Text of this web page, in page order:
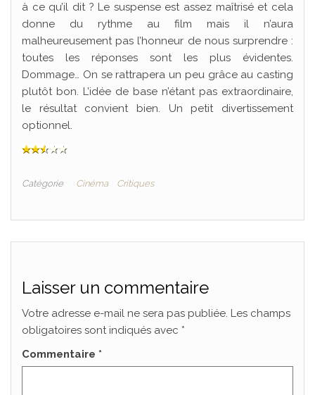
à ce qu’il dit ? Le suspense est assez maîtrisé et cela
donne du rythme au film mais il n’aura
malheureusement pas l’honneur de nous surprendre :
toutes les réponses sont les plus évidentes.
Dommage… On se rattrapera un peu grâce au casting
plutôt bon. L’idée de base n’étant pas extraordinaire,
le résultat convient bien. Un petit divertissement
optionnel.
Catégorie Cinéma Critiques
Laisser un commentaire
Votre adresse e-mail ne sera pas publiée. Les champs
obligatoires sont indiqués avec *
Commentaire *